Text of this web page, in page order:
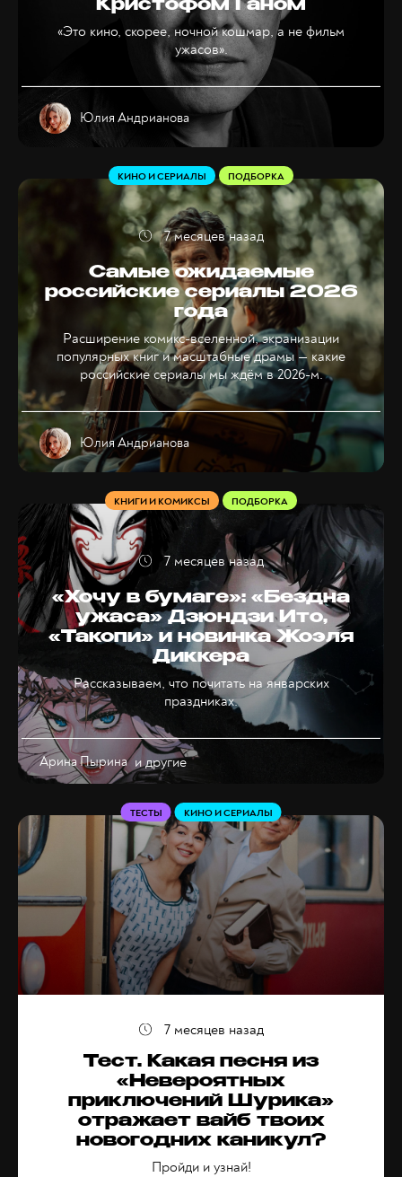
Кристофом Ганом
«Это кино, скорее, ночной кошмар, а не фильм
ужасов».
Юлия Андрианова
Самые ожидаемые
российские сериалы 2026
года
Расширение комикс-вселенной, экранизации
популярных книг и масштабные драмы — какие
российские сериалы мы ждём в 2026-м.
КИНО И СЕРИАЛЫ ПОДБОРКА
Юлия Андрианова
7 месяцев назад
«Хочу в бумаге»: «Бездна
ужаса» Дзюндзи Ито,
«Такопи» и новинка Жоэля
Диккера
Рассказываем, что почитать на январских
праздниках.
КНИГИ И КОМИКСЫ ПОДБОРКА
Арина Пыринаи другие
7 месяцев назад
Тест. Какая песня из
«Невероятных
приключений Шурика»
отражает вайб твоих
новогодних каникул?
Пройди и узнай!
ТЕСТЫ КИНО И СЕРИАЛЫ
7 месяцев назад